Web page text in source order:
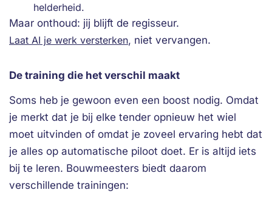
helderheid.
Maar onthoud: jij blijft de regisseur.
Laat AI je werk versterken, niet vervangen.
De training die het verschil maakt
Soms heb je gewoon even een boost nodig. Omdat
je merkt dat je bij elke tender opnieuw het wiel
moet uitvinden of omdat je zoveel ervaring hebt dat
je alles op automatische piloot doet. Er is altijd iets
bij te leren. Bouwmeesters biedt daarom
verschillende trainingen: